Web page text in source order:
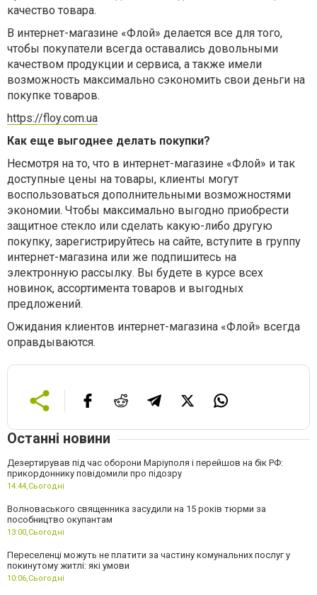
качество товара.
В интернет-магазине «Флой» делается все для того,
чтобы покупатели всегда оставались довольными
качеством продукции и сервиса, а также имели
возможность максимально сэкономить свои деньги на
покупке товаров.
https://floy.com.ua
Как еще выгоднее делать покупки?
Несмотря на то, что в интернет-магазине «Флой» и так
доступные цены на товары, клиенты могут
воспользоваться дополнительными возможностями
экономии. Чтобы максимально выгодно приобрести
защитное стекло или сделать какую-либо другую
покупку, зарегистрируйтесь на сайте, вступите в группу
интернет-магазина или же подпишитесь на
электронную рассылку. Вы будете в курсе всех
новинок, ассортимента товаров и выгодных
предложений.
Ожидания клиентов интернет-магазина «Флой» всегда
оправдываются.
Останні новини
Дезертирував під час оборони Маріуполя і перейшов на бік РФ:
прикордоннику повідомили про підозру
14:44,Сьогодні
Волноваського священника засудили на 15 років тюрми за
пособництво окупантам
13:00,Сьогодні
Переселенці можуть не платити за частину комунальних послуг у
покинутому житлі: які умови
10:06,Сьогодні